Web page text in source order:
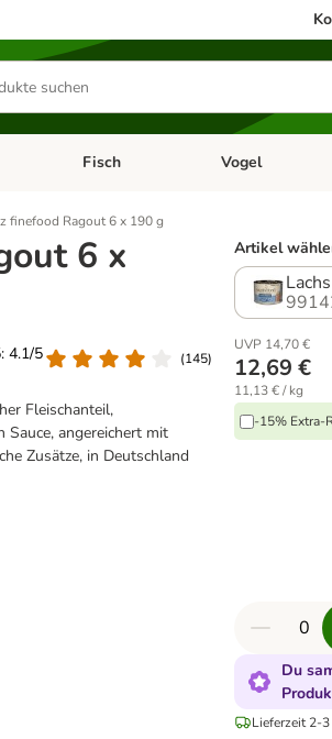
öffnen: Hundefutter & Zubehör
Kategorie-Menü öffnen: Kleintier
Fisch Kategorie-Menü
Vogel
finefood Ragout 6 x 190 g
6 x
4.1/5
(145)
Fleischanteil,
Sauce, angereichert mit
Zusätze, in Deutschland
Artikel
UVP 14,70 €
12,69 €
11,13 € / kg
-15% Extra-
Du
Lieferzeit 2-